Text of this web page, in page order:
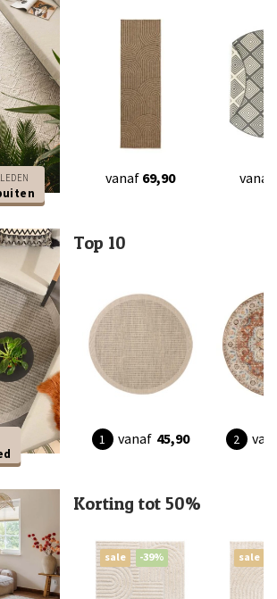
vanaf 69,90 vanaf
Top 10
vanaf 45,90
Korting tot 50%
sale -39% sale